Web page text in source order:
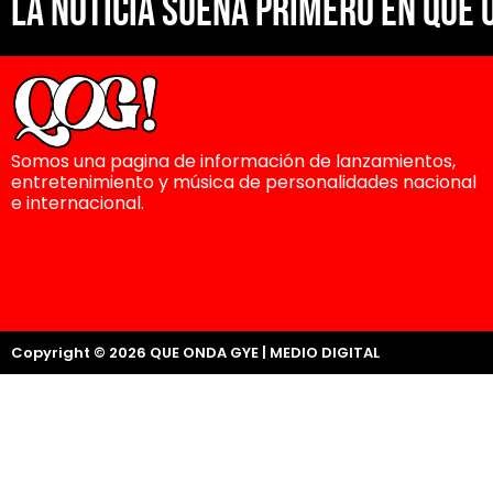
La noticia suena primero en Que
Somos una pagina de información de lanzamientos,
entretenimiento y música de personalidades nacional
e internacional.
Copyright © 2026 QUE ONDA GYE | MEDIO DIGITAL